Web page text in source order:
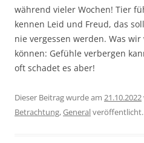
während vieler Wochen! Tier
kennen Leid und Freud, das
nie vergessen werden. Was
können: Gefühle verbergen
oft schadet es aber!
Dieser Beitrag wurde am 21.10.2022
Betrachtung,Generalveröffentlicht.